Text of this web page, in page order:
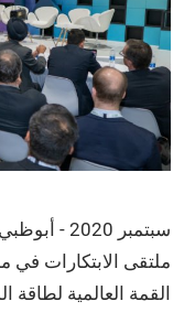
ملتقى الابتكارات في